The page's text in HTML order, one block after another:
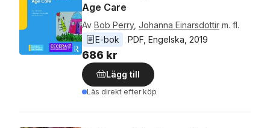
Age Care
Av Bob Perry, Johanna Einarsdottir m. fl.
E-bok
PDF Engelska 2019
686 kr
Lägg till
Läs direkt efter köp